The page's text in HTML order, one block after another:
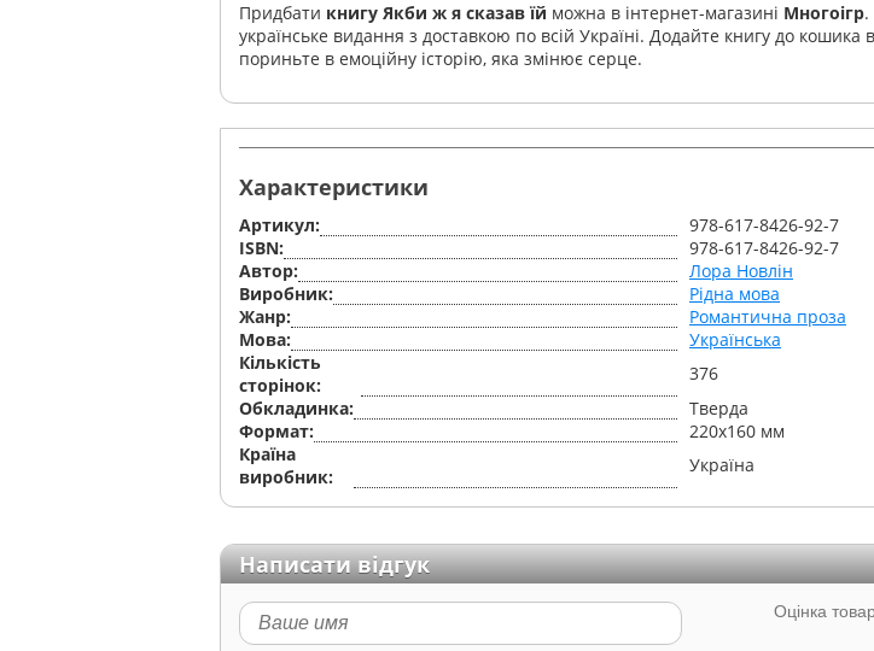
Придбати книгу Якби ж я сказав їй можна в інтернет-магазині Многоігр.
українське видання з доставкою по всій Україні. Додайте книгу до кошика
пориньте в емоційну історію, яка змінює серце.
Характеристики
Артикул:
978-617-8426-92-7
ISBN:
978-617-8426-92-7
Автор:
Лора Новлін
Виробник:
Рідна мова
Жанр:
Романтична проза
Мова:
Українська
Кількість
сторінок:
376
Обкладинка:
Тверда
Формат:
220х160 мм
Країна
виробник:
Україна
Написати відгук
Оцінка